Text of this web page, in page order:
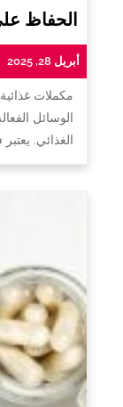
الحفاظ
أبريل 28, 2025
مكملات
الوسائل
الغذائي. يعتبر